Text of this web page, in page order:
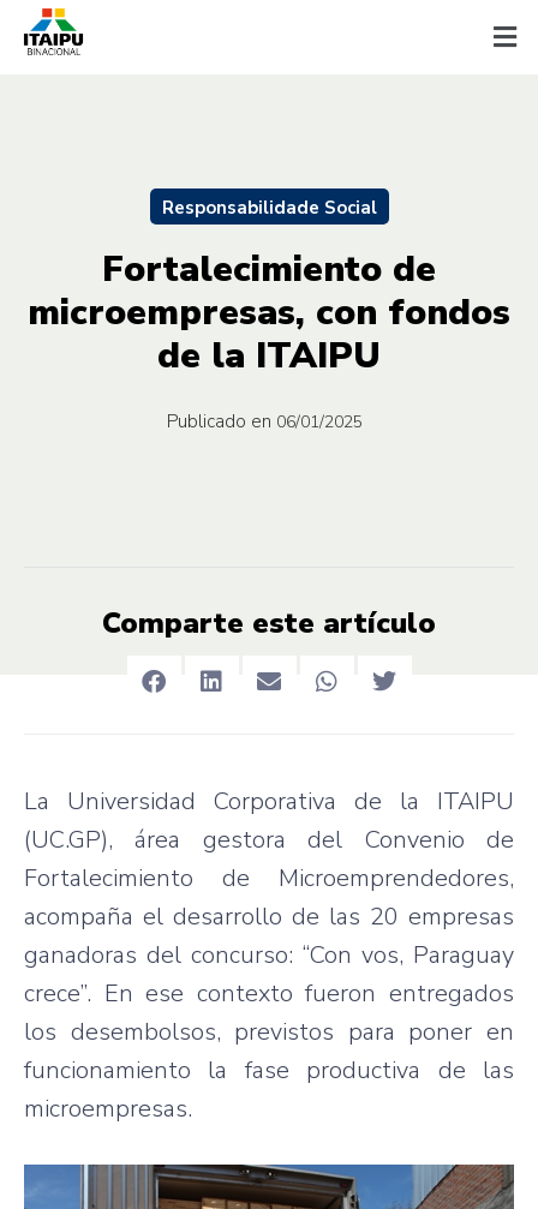
Responsabilidade Social
Fortalecimiento de
microempresas, con fondos
de la ITAIPU
Publicado en 06/01/2025
Comparte este artículo
La Universidad Corporativa de la ITAIPU
(UC.GP), área gestora del Convenio de
Fortalecimiento de Microemprendedores,
acompaña el desarrollo de las 20 empresas
ganadoras del concurso: “Con vos, Paraguay
crece”. En ese contexto fueron entregados
los desembolsos, previstos para poner en
funcionamiento la fase productiva de las
microempresas.